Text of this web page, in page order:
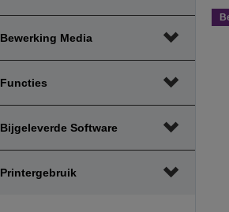
Bewerking Media
Functies
Bijgeleverde Software
Printergebruik